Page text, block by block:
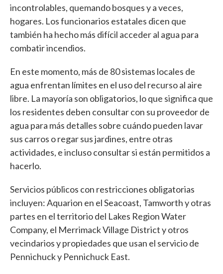
incontrolables, quemando bosques y a veces,
hogares. Los funcionarios estatales dicen que
también ha hecho más difícil acceder al agua para
combatir incendios.
En este momento, más de 80 sistemas locales de
agua enfrentan límites en el uso del recurso al aire
libre. La mayoría son obligatorios, lo que significa que
los residentes deben consultar con su proveedor de
agua para más detalles sobre cuándo pueden lavar
sus carros o regar sus jardines, entre otras
actividades, e incluso consultar si están permitidos a
hacerlo.
Servicios públicos con restricciones obligatorias
incluyen: Aquarion en el Seacoast, Tamworth y otras
partes en el territorio del Lakes Region Water
Company, el Merrimack Village District y otros
vecindarios y propiedades que usan el servicio de
Pennichuck y Pennichuck East.